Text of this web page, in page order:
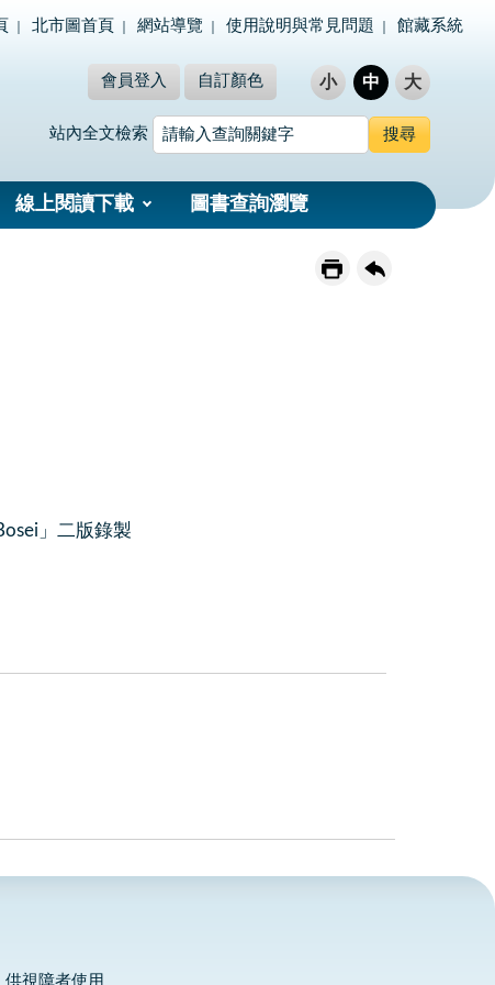
北市圖首頁 網站導覽 使用說明與常見問題 館藏系統
會員登入 自訂顏色 小 中 大
站內全文檢索
線上閱讀下載 圖書查詢瀏覽
」二版錄製
視障者使用